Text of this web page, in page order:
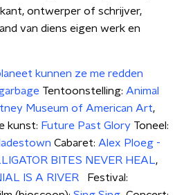
ontwerper of schrijver,
van diens eigen werk en
kunnen ze me redden
Tentoonstelling: Animal
Museum of American Art,
kunst: Future Past Glory Toneel:
Cabaret: Alex Ploeg -
BITES NEVER HEAL,
IS A RIVER
Festival: